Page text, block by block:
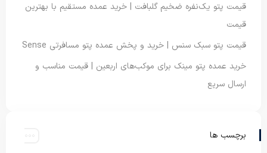
قیمت پتو یک‌نفره ضخیم گلبافت | خرید عمده مستقیم با بهترین
قیمت
قیمت پتو سبک سنس | خرید و پخش عمده پتو مسافرتی Sense
خرید عمده پتو مینک برای موکب‌های اربعین | قیمت مناسب و
ارسال سریع
برچسب ها